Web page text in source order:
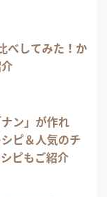
べしてみた！か
ン」が作れ
ピ＆人気のチ
ピもご紹介